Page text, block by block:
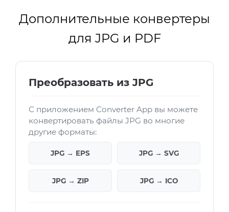
Дополнительные конвертеры
для JPG и PDF
Преобразовать из JPG
С приложением Converter App вы можете
конвертировать файлы JPG во многие
другие форматы:
JPG → EPS JPG → SVG
JPG → ZIP JPG → ICO